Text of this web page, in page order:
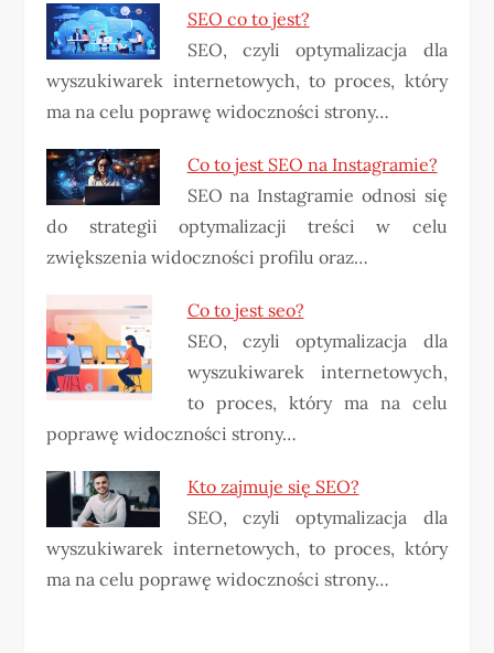
SEO co to jest?
SEO, czyli optymalizacja dla
wyszukiwarek internetowych, to proces, który
ma na celu poprawę widoczności strony…
Co to jest SEO na Instagramie?
SEO na Instagramie odnosi się
do strategii optymalizacji treści w celu
zwiększenia widoczności profilu oraz…
Co to jest seo?
SEO, czyli optymalizacja dla
wyszukiwarek internetowych,
to proces, który ma na celu
poprawę widoczności strony…
Kto zajmuje się SEO?
SEO, czyli optymalizacja dla
wyszukiwarek internetowych, to proces, który
ma na celu poprawę widoczności strony…